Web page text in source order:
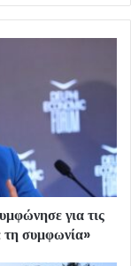
για τις
τη συμφωνία»